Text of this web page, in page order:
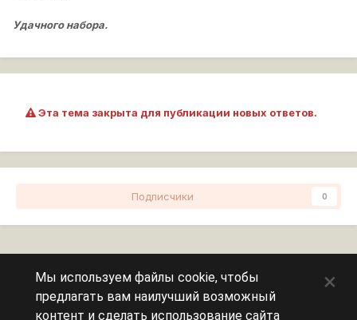
Удачного набора.
Эта тема закрыта для публикации новых ответов.
Подписчики 0
Сейчас на странице
Мы используем файлы cookie, чтобы
предлагать вам наилучший возможный
контент и сделать использование сайта
×